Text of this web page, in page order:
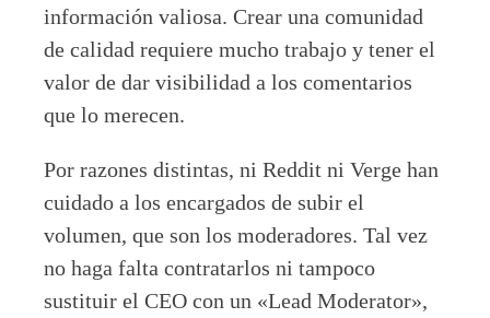
información valiosa. Crear una comunidad
de calidad requiere mucho trabajo y tener el
valor de dar visibilidad a los comentarios
que lo merecen.
Por razones distintas, ni Reddit ni Verge han
cuidado a los encargados de subir el
volumen, que son los moderadores. Tal vez
no haga falta contratarlos ni tampoco
sustituir el CEO con un «Lead Moderator»,